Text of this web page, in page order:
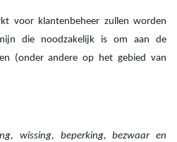
voor klantenbeheer zullen worden
die noodzakelijk is om aan de
(onder andere op het gebied van
wissing, beperking, bezwaar en